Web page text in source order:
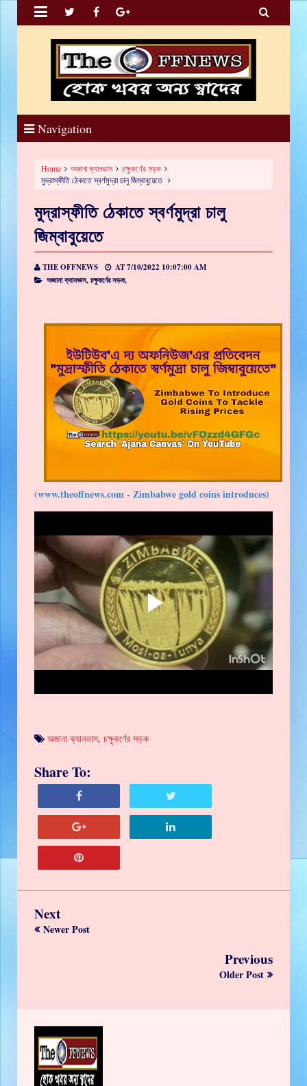
 
Navigation
Home অজানা ক্যানভাস
চক্ষুকর্ণের সড়ক
মুদ্রাস্ফীতি ঠেকাতে স্বর্ণমুদ্রা চালু জিম্বাবুয়েতে
মুদ্রাস্ফীতি ঠেকাতে স্বর্ণমুদ্রা চালু
জিম্বাবুয়েতে
THE OFFNEWS AT7/10/2022 10:07:00 AM
অজানা ক্যানভাস,চক্ষুকর্ণের সড়ক,
(www.theoffnews.com - Zimbabwe gold coins introduces)
অজানা ক্যানভাস, চক্ষুকর্ণের সড়ক
Share To:
Next
Newer Post
Previous
Older Post